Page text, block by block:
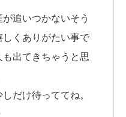
追いつかないそう
くありがたい事で
出てきちゃうと思
だけ待っててね。